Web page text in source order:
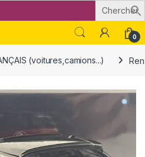
0
(voitures,camions...)